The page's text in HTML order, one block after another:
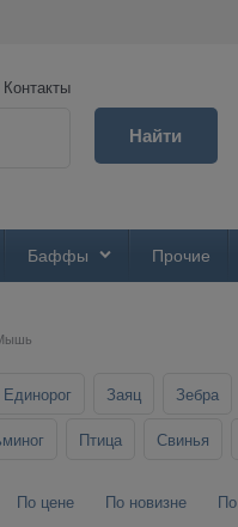
Контакты
Найти
Баффы Прочие
Единорог Заяц Зебра
Птица Свинья
По цене По новизне